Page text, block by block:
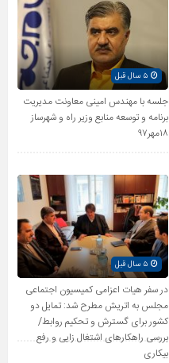
۵ سال قبل
جلسه با مهندس امینی معاونت مدیریت
برنامه و توسعه منابع وزیر راه و شهرساز
۱۸مهر۹۷
۵ سال قبل
در سفر هیات اعزامی کمیسیون اجتماعی
مجلس به اتریش مطرح شد: تمایل دو
کشور برای گسترش و تحکیم روابط/
بررسی راهکارهای اشتغال زایی و رفع
بیکاری